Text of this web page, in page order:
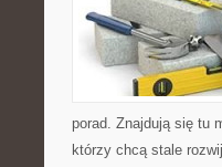
porad. Znajdują się tu
którzy chcą stale